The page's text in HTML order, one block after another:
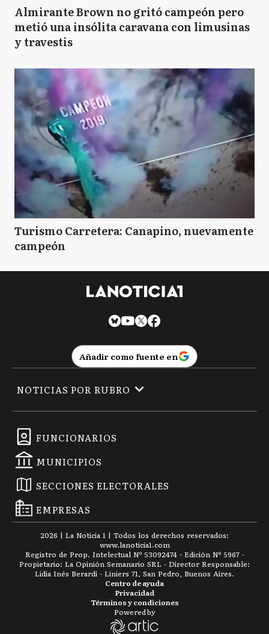
Almirante Brown no gritó campeón pero
metió una insólita caravana con limusinas
y travestis
Turismo Carretera: Canapino, nuevamente
campeón
Añadir como fuente en
FUNCIONARIOS
MUNICIPIOS
SECCIONES ELECTORALES
EMPRESAS
NOTICIAS POR RUBRO
2026 | La Noticia 1 | Todos los derechos reservados:
www.lanoticia1.com
Registro de Prop. Intelectual Nº 53092474 · Edición Nº 5967 -
Propietario: La Opinión Semanario SRL - Director Responsable:
Lidia Inés Berardi - Liniers 71, San Pedro, Buenos Aires.
Términos y condiciones
Privacidad
Centro de ayuda
Powered by